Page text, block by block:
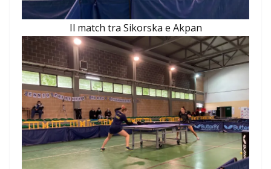
Il match tra Sikorska e Akpan